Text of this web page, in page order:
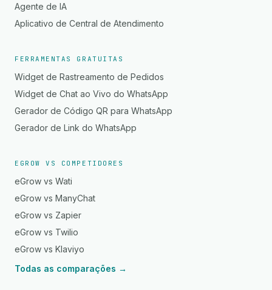
Agente de IA
Aplicativo de Central de Atendimento
FERRAMENTAS GRATUITAS
Widget de Rastreamento de Pedidos
Widget de Chat ao Vivo do WhatsApp
Gerador de Código QR para WhatsApp
Gerador de Link do WhatsApp
EGROW VS COMPETIDORES
eGrow vs Wati
eGrow vs ManyChat
eGrow vs Zapier
eGrow vs Twilio
eGrow vs Klaviyo
Todas as comparações →